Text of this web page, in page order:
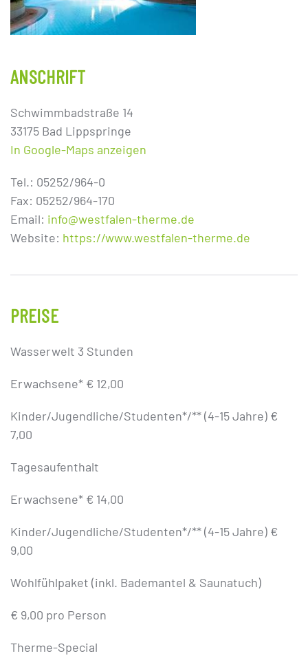
ANSCHRIFT
Schwimmbadstraße 14
33175 Bad Lippspringe
In Google-Maps anzeigen
Tel.: 05252/964-0
Fax: 05252/964-170
Email: info@westfalen-therme.de
Website: https://www.westfalen-therme.de
PREISE
Wasserwelt 3 Stunden
Erwachsene* € 12,00
Kinder/Jugendliche/Studenten*/** (4-15 Jahre) €
7,00
Tagesaufenthalt
Erwachsene* € 14,00
Kinder/Jugendliche/Studenten*/** (4-15 Jahre) €
9,00
Wohlfühlpaket (inkl. Bademantel & Saunatuch)
€ 9,00 pro Person
Therme-Special